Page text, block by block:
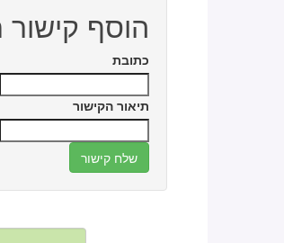
הוסף
כתובת
תיאור הקישור